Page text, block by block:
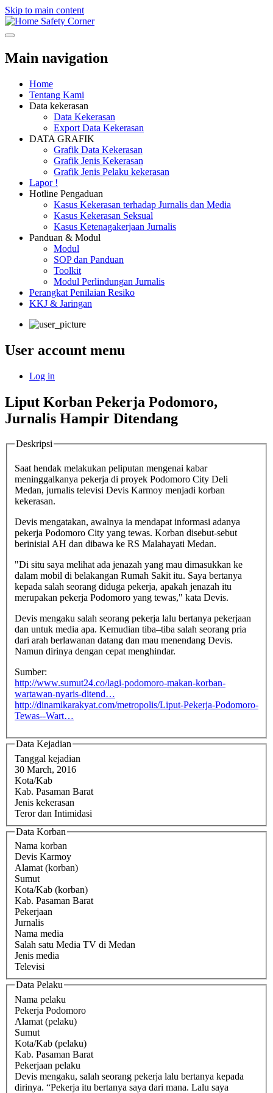
Skip to main content
Safety Corner
Main navigation
Home
Tentang Kami
Data kekerasan
Data Kekerasan
Export Data Kekerasan
DATA GRAFIK
Grafik Data Kekerasan
Grafik Jenis Kekerasan
Grafik Jenis Pelaku kekerasan
Lapor !
Hotline Pengaduan
Kasus Kekerasan terhadap Jurnalis dan Media
Kasus Kekerasan Seksual
Kasus Ketenagakerjaan Jurnalis
Panduan & Modul
Modul
SOP dan Panduan
Toolkit
Modul Perlindungan Jurnalis
Perangkat Penilaian Resiko
KKJ & Jaringan
User account menu
Log in
Liput Korban Pekerja Podomoro,
Jurnalis Hampir Ditendang
Deskripsi
Saat hendak melakukan peliputan mengenai kabar
meninggalkanya pekerja di proyek Podomoro City Deli
Medan, jurnalis televisi Devis Karmoy menjadi korban
kekerasan.
Devis mengatakan, awalnya ia mendapat informasi adanya
pekerja Podomoro City yang tewas. Korban disebut-sebut
berinisial AH dan dibawa ke RS Malahayati Medan.
"Di situ saya melihat ada jenazah yang mau dimasukkan ke
dalam mobil di belakangan Rumah Sakit itu. Saya bertanya
kepada salah seorang diduga pekerja, apakah jenazah itu
merupakan pekerja Podomoro yang tewas," kata Devis.
Devis mengaku salah seorang pekerja lalu bertanya pekerjaan
dan untuk media apa. Kemudian tiba–tiba salah seorang pria
dari arah berlawanan datang dan mau menendang Devis.
Namun dirinya dengan cepat menghindar.
Sumber:
http://www.sumut24.co/lagi-podomoro-makan-korban-
wartawan-nyaris-ditend…
http://dinamikarakyat.com/metropolis/Liput-Pekerja-Podomoro-
Tewas--Wart…
Data Kejadian
Tanggal kejadian
30 March, 2016
Kota/Kab
Kab. Pasaman Barat
Jenis kekerasan
Teror dan Intimidasi
Data Korban
Nama korban
Devis Karmoy
Alamat (korban)
Sumut
Kota/Kab (korban)
Kab. Pasaman Barat
Pekerjaan
Jurnalis
Nama media
Salah satu Media TV di Medan
Jenis media
Televisi
Data Pelaku
Nama pelaku
Pekerja Podomoro
Alamat (pelaku)
Sumut
Kota/Kab (pelaku)
Kab. Pasaman Barat
Pekerjaan pelaku
Devis mengaku, salah seorang pekerja lalu bertanya kepada
dirinya. “Pekerja itu bertanya saya dari mana. Lalu saya